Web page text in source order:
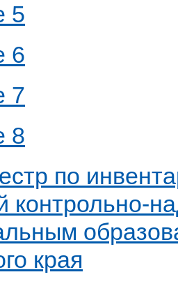
5
6
7
8
по
контрольно-
края